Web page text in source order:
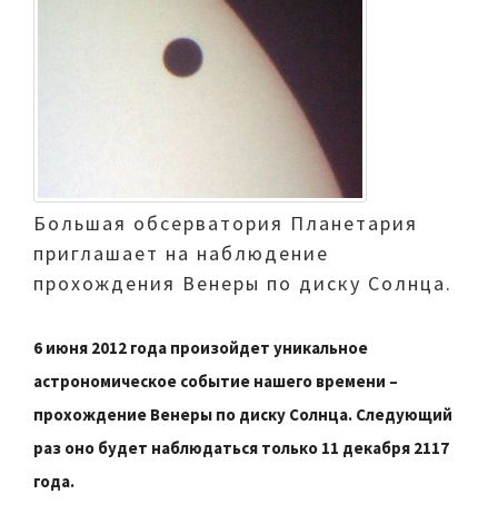
Большая обсерватория Планетария
приглашает на наблюдение
прохождения Венеры по диску Солнца.
6 июня 2012 года произойдет уникальное
астрономическое событие нашего времени –
прохождение Венеры по диску Солнца. Следующий
раз оно будет наблюдаться только 11 декабря 2117
года.